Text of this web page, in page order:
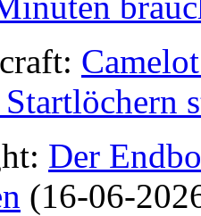
Der
(16-06-